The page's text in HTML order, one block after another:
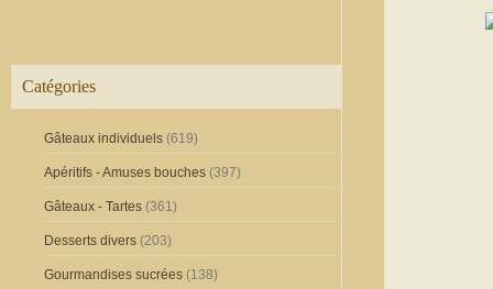
Catégories
Gâteaux individuels (619)
Apéritifs - Amuses bouches (397)
Gâteaux - Tartes (361)
Desserts divers (203)
Gourmandises sucrées (138)